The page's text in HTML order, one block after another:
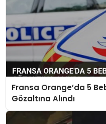
Fransa Orange’da 5
Gözaltına Alındı